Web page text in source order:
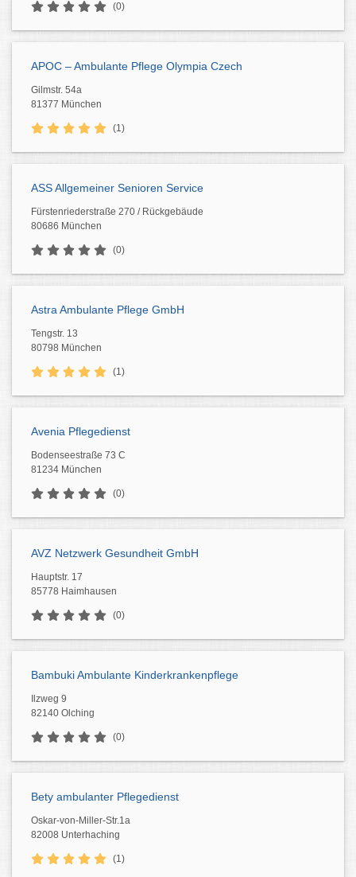
(0)
APOC – Ambulante Pflege Olympia Czech
Gilmstr. 54a
81377 München
(1)
ASS Allgemeiner Senioren Service
Fürstenriederstraße 270 / Rückgebäude
80686 München
(0)
Astra Ambulante Pflege GmbH
Tengstr. 13
80798 München
(1)
Avenia Pflegedienst
Bodenseestraße 73 C
81234 München
(0)
AVZ Netzwerk Gesundheit GmbH
Hauptstr. 17
85778 Haimhausen
(0)
Bambuki Ambulante Kinderkrankenpflege
Ilzweg 9
82140 Olching
(0)
Bety ambulanter Pflegedienst
Oskar-von-Miller-Str.1a
82008 Unterhaching
(1)